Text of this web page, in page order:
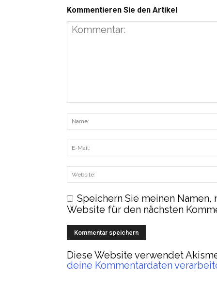
Kommentieren Sie den Artikel
Speichern Sie meinen
Website für den nächsten
Diese Website verwendet
deine Kommentardaten